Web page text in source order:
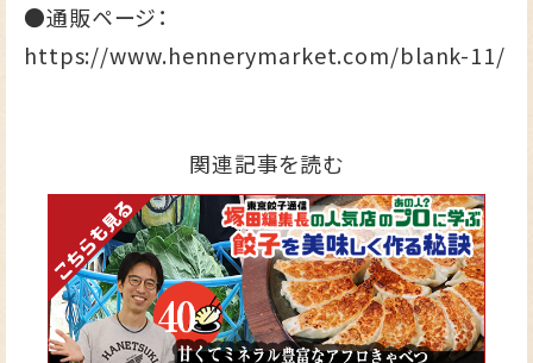
●通販ページ：
https://www.hennerymarket.com/blank-11/
関連記事を読む